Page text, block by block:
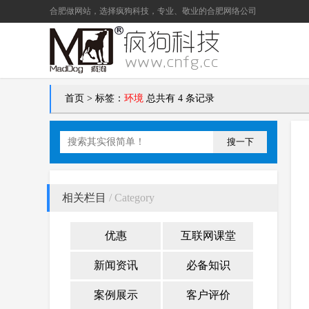
合肥做网站 ，选择疯狗科技，专业、敬业的合肥网络公司
首页 > 标签： 环境 总共有 4 条记录
搜一下
相关栏目 / Category
优惠 互联网课堂
新闻资讯 必备知识
案例展示 客户评价